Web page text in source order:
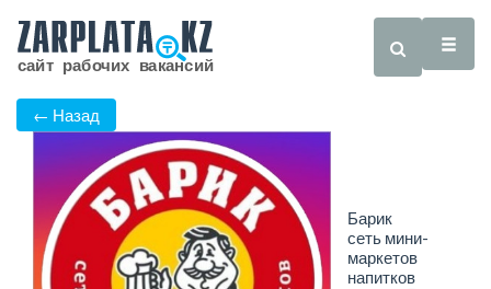
← Назад
Барик
сеть мини-
маркетов
напитков